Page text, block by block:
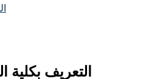
التعريف بكلية